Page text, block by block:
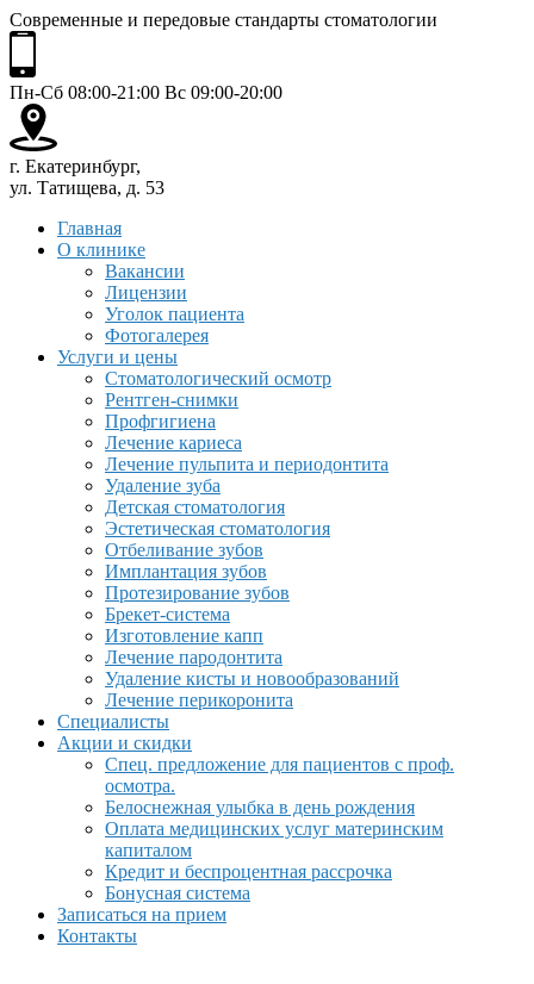
Современные и передовые стандарты стоматологии
Пн-Сб 08:00-21:00 Вс 09:00-20:00
г. Екатеринбург,
ул. Татищева, д. 53
Главная
О клинике
Вакансии
Лицензии
Уголок пациента
Фотогалерея
Услуги и цены
Стоматологический осмотр
Рентген-снимки
Профгигиена
Лечение кариеса
Лечение пульпита и периодонтита
Удаление зуба
Детская стоматология
Эстетическая стоматология
Отбеливание зубов
Имплантация зубов
Протезирование зубов
Брекет-система
Изготовление капп
Лечение пародонтита
Удаление кисты и новообразований
Лечение перикоронита
Специалисты
Акции и скидки
Спец. предложение для пациентов с проф.
осмотра.
Белоснежная улыбка в день рождения
Оплата медицинских услуг материнским
капиталом
Кредит и беспроцентная рассрочка
Бонусная система
Записаться на прием
Контакты